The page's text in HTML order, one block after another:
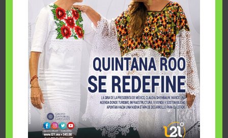
Fairmont Mayakoba y Make-A-Wish México unieron
esfuerzos para hacer realidad el deseo de una …